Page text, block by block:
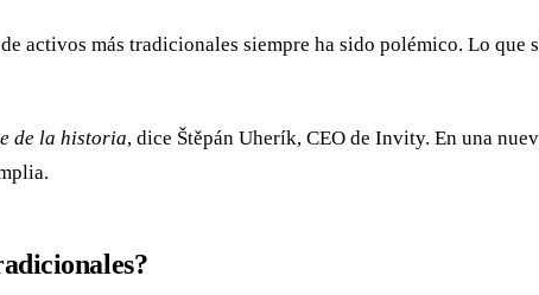
activos más tradicionales siempre ha sido polémico. Lo que
de la historia, dice Štěpán Uherík, CEO de Invity. En una